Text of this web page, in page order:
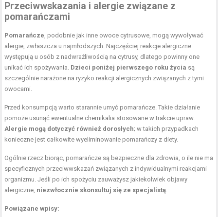
Przeciwwskazania i alergie związane z
pomarańczami
Pomarańcze, podobnie jak inne owoce cytrusowe, mogą wywoływać
alergie, zwłaszcza u najmłodszych. Najczęściej reakcje alergiczne
występują u osób z nadwrażliwością na cytrusy, dlatego powinny one
unikać ich spożywania. Dzieci poniżej pierwszego roku życia są
szczególnie narażone na ryzyko reakcji alergicznych związanych z tymi
owocami.
Przed konsumpcją warto starannie umyć pomarańcze. Takie działanie
pomoże usunąć ewentualne chemikalia stosowane w trakcie upraw.
Alergie mogą dotyczyć również dorosłych; w takich przypadkach
konieczne jest całkowite wyeliminowanie pomarańczy z diety.
Ogólnie rzecz biorąc, pomarańcze są bezpieczne dla zdrowia, o ile nie ma
specyficznych przeciwwskazań związanych z indywidualnymi reakcjami
organizmu. Jeśli po ich spożyciu zauważysz jakiekolwiek objawy
alergiczne, niezwłocznie skonsultuj się ze specjalistą.
Powiązane wpisy: